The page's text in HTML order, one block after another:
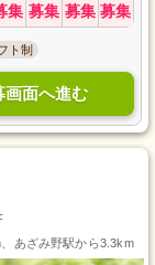
集 募集 募集 募集
ト制
画面へ進む
あざみ野駅から3.3km